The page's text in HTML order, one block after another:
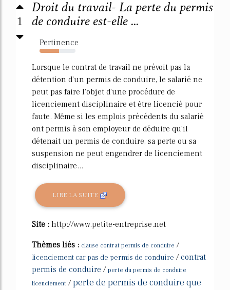
1
Droit du travail- La perte du permis
de conduire est-elle ...
Pertinence
54%
Lorsque le contrat de travail ne prévoit pas la
détention d'un permis de conduire, le salarié ne
peut pas faire l'objet d'une procédure de
licenciement disciplinaire et être licencié pour
faute. Même si les emplois précédents du salarié
ont permis à son employeur de déduire qu'il
détenait un permis de conduire, sa perte ou sa
suspension ne peut engendrer de licenciement
disciplinaire...
LIRE LA SUITE
Site : http://www.petite-entreprise.net
Thèmes liés : clause contrat permis de conduire /
licenciement car pas de permis de conduire /contrat
permis de conduire / perte du permis de conduire
licenciement /perte de permis de conduire que